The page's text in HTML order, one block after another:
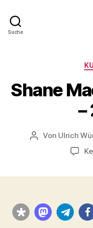
Suche
Shane
–
Beitragsautor
Von Ulrich